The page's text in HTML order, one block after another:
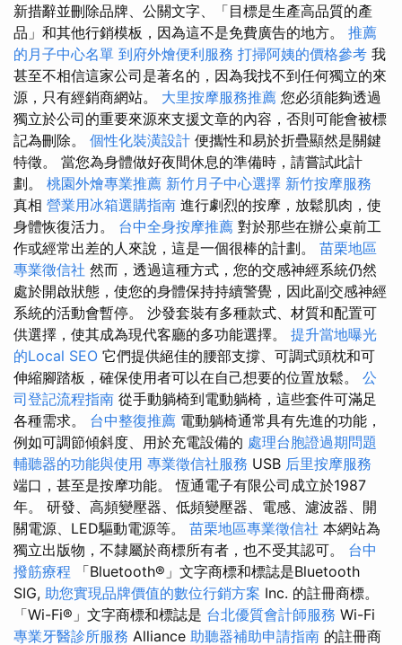
新措辭並刪除品牌、公關文字、「目標是生產高品質的產
品」和其他行銷模板，因為這不是免費廣告的地方。 推薦
的月子中心名單 到府外燴便利服務 打掃阿姨的價格參考 我
甚至不相信這家公司是著名的，因為我找不到任何獨立的來
源，只有經銷商網站。 大里按摩服務推薦 您必須能夠透過
獨立於公司的重要來源來支援文章的內容，否則可能會被標
記為刪除。 個性化裝潢設計 便攜性和易於折疊顯然是關鍵
特徵。 當您為身體做好夜間休息的準備時，請嘗試此計
劃。 桃園外燴專業推薦 新竹月子中心選擇 新竹按摩服務
真相 營業用冰箱選購指南 進行劇烈的按摩，放鬆肌肉，使
身體恢復活力。 台中全身按摩推薦 對於那些在辦公桌前工
作或經常出差的人來說，這是一個很棒的計劃。 苗栗地區
專業徵信社 然而，透過這種方式，您的交感神經系統仍然
處於開啟狀態，使您的身體保持持續警覺，因此副交感神經
系統的活動會暫停。 沙發套裝有多種款式、材質和配置可
供選擇，使其成為現代客廳的多功能選擇。 提升當地曝光
的Local SEO 它們提供絕佳的腰部支撐、可調式頭枕和可
伸縮腳踏板，確保使用者可以在自己想要的位置放鬆。 公
司登記流程指南 從手動躺椅到電動躺椅，這些套件可滿足
各種需求。 台中整復推薦 電動躺椅通常具有先進的功能，
例如可調節傾斜度、用於充電設備的 處理台胞證過期問題
輔聽器的功能與使用 專業徵信社服務 USB 后里按摩服務
端口，甚至是按摩功能。 恆通電子有限公司成立於1987
年。 研發、高頻變壓器、低頻變壓器、電感、濾波器、開
關電源、LED驅動電源等。 苗栗地區專業徵信社 本網站為
獨立出版物，不隸屬於商標所有者，也不受其認可。 台中
撥筋療程
「Bluetooth®」文字商標和標誌是Bluetooth
SIG, 助您實現品牌價值的數位行銷方案 Inc. 的註冊商標。
「Wi-Fi®」文字商標和標誌是 台北優質會計師服務 Wi-Fi
專業牙醫診所服務 Alliance 助聽器補助申請指南 的註冊商